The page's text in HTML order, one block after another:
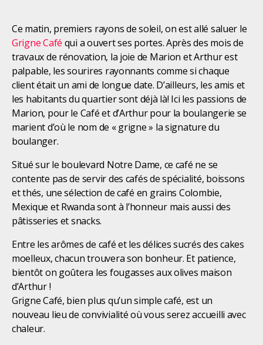
Ce matin, premiers rayons de soleil, on est allé saluer le
Grigne Café qui a ouvert ses portes. Après des mois de
travaux de rénovation, la joie de Marion et Arthur est
palpable, les sourires rayonnants comme si chaque
client était un ami de longue date. D’ailleurs, les amis et
les habitants du quartier sont déjà là! Ici les passions de
Marion, pour le Café et d’Arthur pour la boulangerie se
marient d’où le nom de « grigne » la signature du
boulanger.
Situé sur le boulevard Notre Dame, ce café ne se
contente pas de servir des cafés de spécialité, boissons
et thés, une sélection de café en grains Colombie,
Mexique et Rwanda sont à l’honneur mais aussi des
pâtisseries et snacks.
Entre les arômes de café et les délices sucrés des cakes
moelleux, chacun trouvera son bonheur. Et patience,
bientôt on goûtera les fougasses aux olives maison
d’Arthur !
Grigne Café, bien plus qu’un simple café, est un
nouveau lieu de convivialité où vous serez accueilli avec
chaleur.